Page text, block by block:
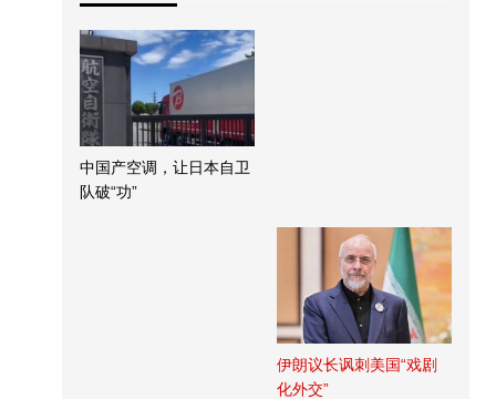
中国产空调，让日本自卫
队破“功”
伊朗议长讽刺美国“戏剧
化外交”